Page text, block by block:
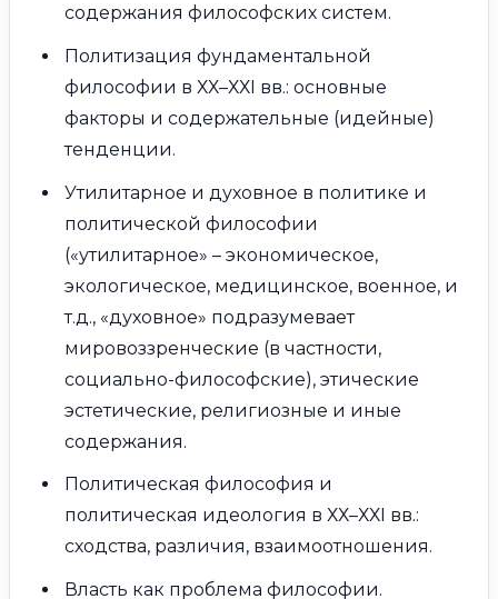
содержания философских систем.
Политизация фундаментальной
философии в ХХ–ХХI вв.: основные
факторы и содержательные (идейные)
тенденции.
Утилитарное и духовное в политике и
политической философии
(«утилитарное» – экономическое,
экологическое, медицинское, военное, и
т.д., «духовное» подразумевает
мировоззренческие (в частности,
социально-философские), этические
эстетические, религиозные и иные
содержания.
Политическая философия и
политическая идеология в ХХ–ХХI вв.:
сходства, различия, взаимоотношения.
Власть как проблема философии.